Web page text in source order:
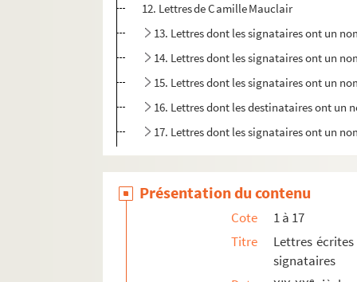
12. Lettres de Camille Mauclair
13. Lettres dont les signataires ont un
14. Lettres dont les signataires ont un
15. Lettres dont les signataires ont un
16. Lettres dont les destinataires ont un
17. Lettres dont les signataires ont un
19. Lettres de lecteurs d'articles et projets de
20. Dédicaces, hommages, in-quarto,
21. Dédicaces, hommages, in-quarto,
Présentation du contenu
Cote
1 à 17
Titre
Lettres
signataires